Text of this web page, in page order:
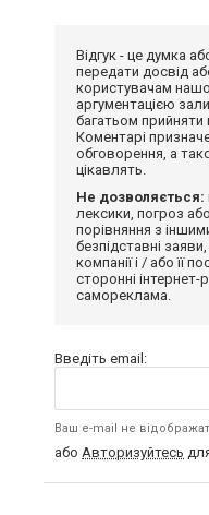
Відгук - це думка
передати досвід
користувачам
аргументацією
багатьом
Коментарі
обговорення, а
цікавлять.
Не дозволяється:
лексики, погроз
порівняння з
безпідставні
компанії і / або її
сторонні
самореклама.
Введіть email:
Ваш e-mail не
або Авторизуйтесь